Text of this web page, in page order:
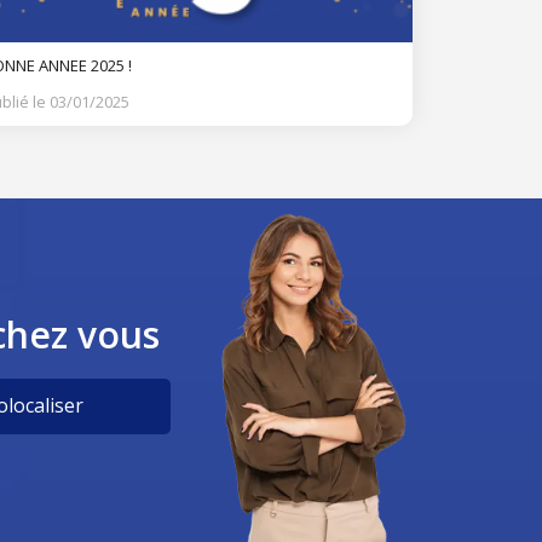
ANNEE 2025 !
le 03/01/2025
vous